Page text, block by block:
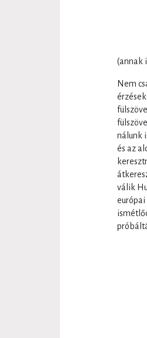
(annak
Nem
nálunk
és az
válik
európai